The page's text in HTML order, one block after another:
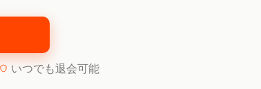
いつでも退会可能